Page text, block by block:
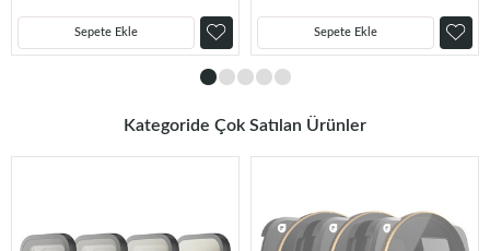
Sepete Ekle Sepete Ekle
Kategoride Çok Satılan Ürünler